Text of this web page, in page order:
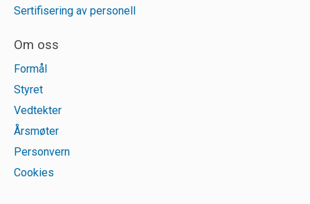
Sertifisering av personell
Om oss
Formål
Styret
Vedtekter
Årsmøter
Personvern
Cookies